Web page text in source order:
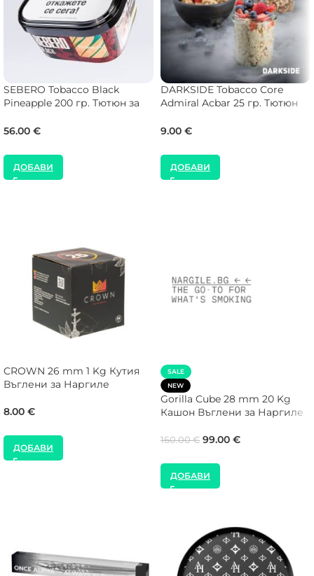
SEBERO Tobacco Black
Pineapple 200 гр. Тютюн за
56.00 €
ДОБАВИ
DARKSIDE Tobacco Core
Admiral Acbar 25 гр. Тютюн
9.00 €
ДОБАВИ
CROWN 26 mm 1 Kg Кутия
Въглени за Наргиле
8.00 €
ДОБАВИ
SALE
NEW
Gorilla Cube 28 mm 20 Kg
Кашон Въглени за Наргиле
160.00€ 99.00 €
ДОБАВИ